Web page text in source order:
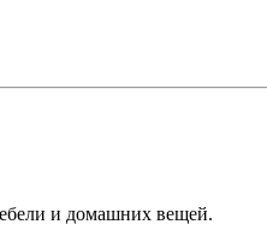
и домашних вещей.